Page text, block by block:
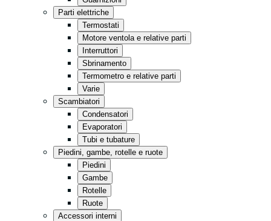
Minimarket
Vendita al dettaglio
Tutto in nero
Cucina
Conservazione
Fast Food
Parti elettriche
Termostati
Motore ventola e relative parti
Interruttori
Sbrinamento
Termometro e relative parti
Varie
Scambiatori
Condensatori
Evaporatori
Tubi e tubature
Piedini, gambe, rotelle e ruote
Piedini
Gambe
Rotelle
Ruote
Accessori interni